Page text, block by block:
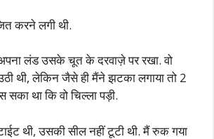
करने लगी थी.
लंड उसके चूत के दरवाज़े पर रखा. वो
थी, लेकिन जैसे ही मैंने झटका लगाया तो 2
था कि वो चिल्ला पड़ी.
थी, उसकी सील नहीं टूटी थी. मैं रुक गया